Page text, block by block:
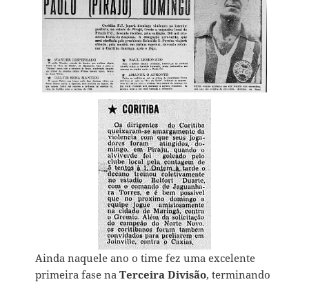
Ainda naquele ano o time fez uma excelente
primeira fase naTerceira Divisão, terminando